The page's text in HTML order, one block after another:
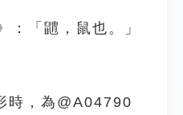
：「䶇，鼠也。」
時，為@A04790